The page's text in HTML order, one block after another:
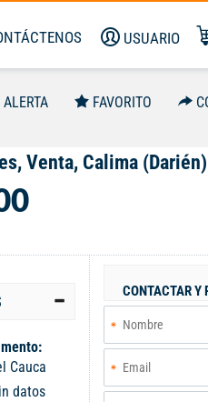
USUARIO
ALERTA FAVORITO
Venta, Calima (Darién)
Cauca
datos
CONTACTAR Y